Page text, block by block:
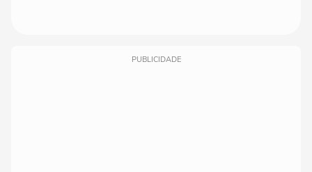
PUBLICIDADE